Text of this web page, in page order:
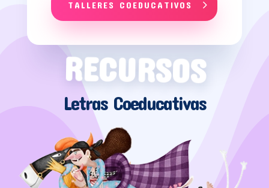
TALLERES COEDUCATIVOS
RECURSOS
Letras Coeducativas